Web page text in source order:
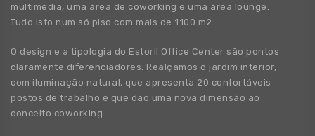
multimédia, uma área de coworking e uma área lounge.
Tudo isto num só piso com mais de 1100 m2.
O design e a tipologia do Estoril Office Center são pontos
claramente diferenciadores. Realçamos o jardim interior,
com iluminação natural, que apresenta 20 confortáveis
postos de trabalho e que dão uma nova dimensão ao
conceito coworking.